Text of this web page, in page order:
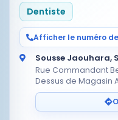
Dentiste
Afficher le numéro
Sousse Jaouhara,
Rue Commandant
Dessus de Magasin